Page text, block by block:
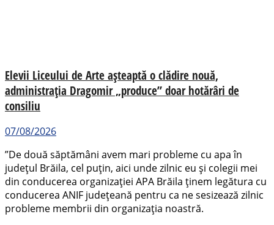
Elevii Liceului de Arte așteaptă o clădire nouă,
administrația Dragomir „produce” doar hotărâri de
consiliu
07/08/2026
”De două săptămâni avem mari probleme cu apa în
județul Brăila, cel puțin, aici unde zilnic eu și colegii mei
din conducerea organizației APA Brăila ținem legătura cu
conducerea ANIF județeană pentru ca ne sesizează zilnic
probleme membrii din organizația noastră.